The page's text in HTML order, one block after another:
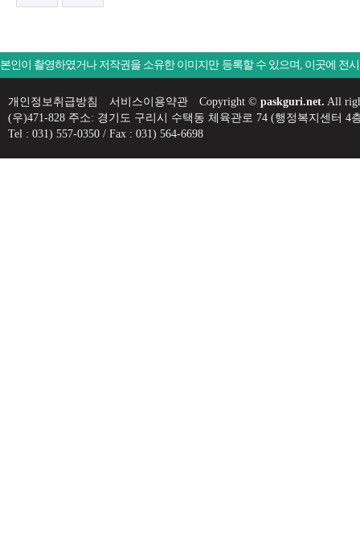
본인이 촬영하였거나 저작권을 소유한 이미지만 등록할 수 있으며, 이곳에 전
개인정보취급방침 서비스이용약관 Copyright © paskguri.net. All
(우)471-828 주소: 경기도 구리시 수택동 체육관로 74 (행정복지센터
Tel : 031) 557-0350 / Fax : 031) 564-6698